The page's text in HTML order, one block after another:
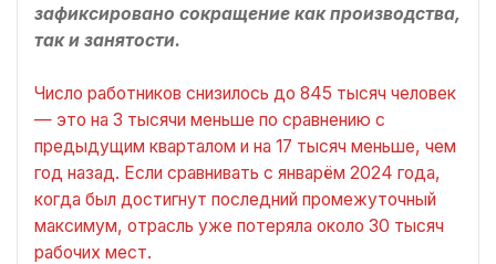
зафиксировано сокращение как производства,
так и занятости.
Число работников снизилось до 845 тысяч человек
— это на 3 тысячи меньше по сравнению с
предыдущим кварталом и на 17 тысяч меньше, чем
год назад. Если сравнивать с январём 2024 года,
когда был достигнут последний промежуточный
максимум, отрасль уже потеряла около 30 тысяч
рабочих мест.